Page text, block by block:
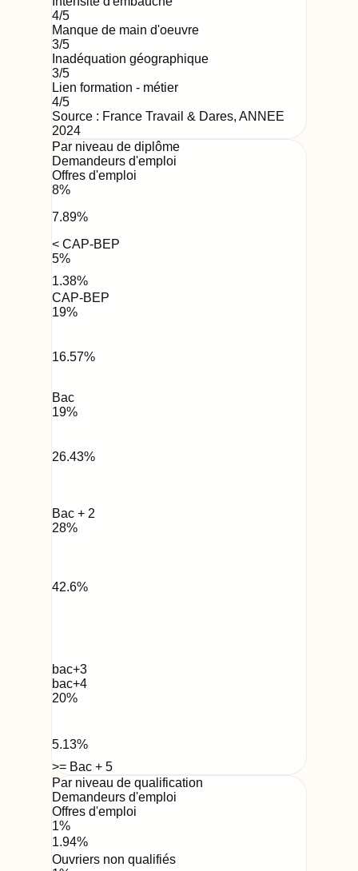
4/5
Manque de main d'oeuvre
3/5
Inadéquation géographique
3/5
Lien formation - métier
4/5
Source : France Travail & Dares, ANNEE
2024
Par niveau de diplôme
Demandeurs d'emploi
Offres d'emploi
8%
7.89%
< CAP-BEP
5%
1.38%
CAP-BEP
19%
16.57%
Bac
19%
26.43%
Bac + 2
28%
42.6%
bac+3
bac+4
20%
5.13%
>= Bac + 5
Par niveau de qualification
Demandeurs d'emploi
Offres d'emploi
1%
1.94%
Ouvriers non qualifiés